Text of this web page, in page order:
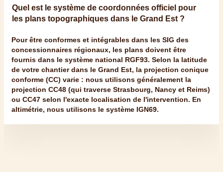
Quel est le système de coordonnées officiel pour
les plans topographiques dans le Grand Est ?
Pour être conformes et intégrables dans les SIG des
concessionnaires régionaux, les plans doivent être
fournis dans le système national RGF93. Selon la latitude
de votre chantier dans le Grand Est, la projection conique
conforme (CC) varie : nous utilisons généralement la
projection CC48 (qui traverse Strasbourg, Nancy et Reims)
ou CC47 selon l'exacte localisation de l'intervention. En
altimétrie, nous utilisons le système IGN69.